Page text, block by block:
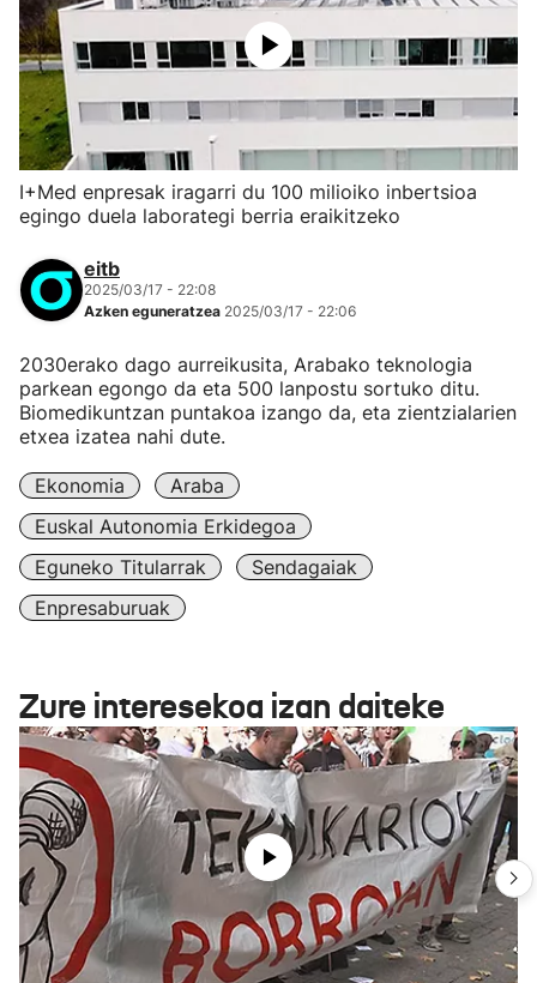
I+Med enpresak iragarri du 100 milioiko inbertsioa
egingo duela laborategi berria eraikitzeko
eitb
2025/03/17 - 22:08
Azken eguneratzea 2025/03/17 - 22:06
2030erako dago aurreikusita, Arabako teknologia
parkean egongo da eta 500 lanpostu sortuko ditu.
Biomedikuntzan puntakoa izango da, eta zientzialarien
etxea izatea nahi dute.
Ekonomia
Araba
Euskal Autonomia Erkidegoa
Eguneko Titularrak
Sendagaiak
Enpresaburuak
Zure interesekoa izan daiteke